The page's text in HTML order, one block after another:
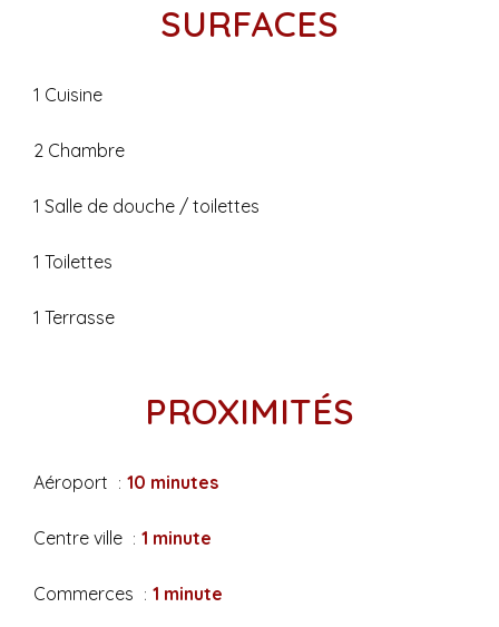
SURFACES
1 Cuisine
2 Chambre
1 Salle de douche / toilettes
1 Toilettes
1 Terrasse
PROXIMITÉS
Aéroport 10 minutes
Centre ville 1 minute
Commerces 1 minute